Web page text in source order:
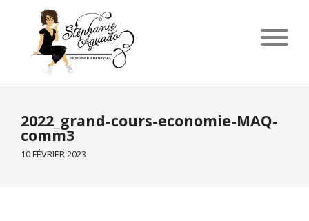
2022_grand-cours-economie-MAQ-
comm3
10 FÉVRIER 2023